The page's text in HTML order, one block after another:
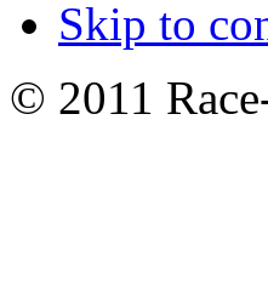
Skip to
© 2011